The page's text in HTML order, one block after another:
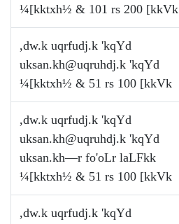
¼[kktxh½ & 101 rs 200 [kkVk
,dw.k uqrfudj.k 'kqYd
uksan.kh@uqruhdj.k 'kqYd
¼[kktxh½ & 51 rs 100 [kkVk
,dw.k uqrfudj.k 'kqYd
uksan.kh@uqruhdj.k 'kqYd
uksan.kh—r fo'oLr laLFkk
¼[kktxh½ & 51 rs 100 [kkVk
,dw.k uqrfudj.k 'kqYd